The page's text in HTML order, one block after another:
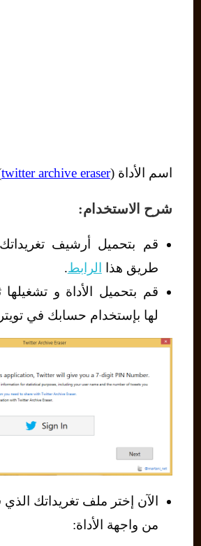
اسم الأداة (twitter archive eraser
شرح الاستخدام:
قم بتحميل أرشيف
طريق هذا
الرابط.
قم بتحميل الأداة و
لها بإستخدام حسابك في
الآن إختر ملف تغريداتك
من واجهة الأداة: